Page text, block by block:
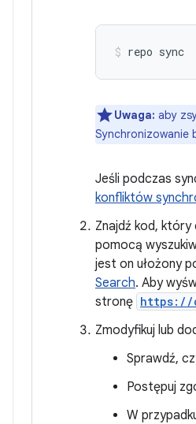
repo sync
Uwaga: aby
Synchronizowanie
Jeśli podczas
konfliktów
Znajdź kod, który
pomocą
jest on ułożony
Search. Aby
stronę https://
Zmodyfikuj lub
Sprawdź,
Postępuj
W